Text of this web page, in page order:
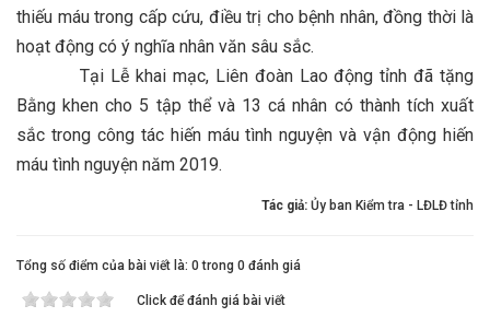
thiếu máu trong cấp cứu, điều trị cho bệnh nhân, đồng thời là
hoạt động có ý nghĩa nhân văn sâu sắc.
Tại Lễ khai mạc, Liên đoàn Lao động tỉnh đã tặng
Bằng khen cho 5 tập thể và 13 cá nhân có thành tích xuất
sắc trong công tác hiến máu tình nguyện và vận động hiến
máu tình nguyện năm 2019.
Tác giả: Ủy ban Kiểm tra - LĐLĐ tỉnh
Tổng số điểm của bài viết là: 0 trong 0 đánh giá
Click để đánh giá bài viết